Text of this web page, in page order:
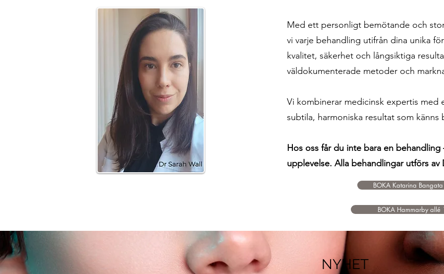
Med ett personligt bemötande och
vi varje behandling utifrån dina unika
kvalitet, säkerhet och långsiktiga
väldokumenterade metoder och
Vi kombinerar medicinsk expertis med
subtila, harmoniska resultat som känns
Hos oss får du inte bara en
upplevelse. Alla behandlingar utförs av
BOKA Katarina
BOKA Hammarby allé
NYHET